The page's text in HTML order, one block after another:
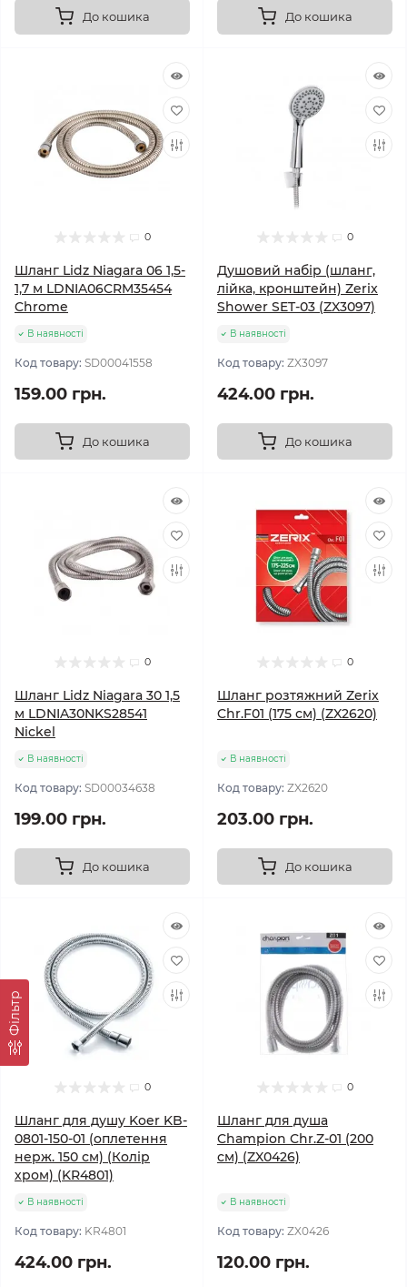
Фільтр
До кошика До кошика
0
Шланг Lidz Niagara 06 1,5-
1,7 м LDNIA06CRM35454
Chrome
В наявності
Код товару: SD00041558
159.00 грн.
До кошика
0
Душовий набір (шланг,
лійка, кронштейн) Zerix
Shower SET-03 (ZX3097)
В наявності
Код товару: ZX3097
424.00 грн.
До кошика
0
Шланг Lidz Niagara 30 1,5
м LDNIA30NKS28541
Nickel
В наявності
Код товару: SD00034638
199.00 грн.
До кошика
0
Шланг розтяжний Zerix
Chr.F01 (175 см) (ZX2620)
В наявності
Код товару: ZX2620
203.00 грн.
До кошика
0
Шланг для душу Koer KB-
0801-150-01 (оплетення
нерж. 150 см) (Колір
хром) (KR4801)
В наявності
Код товару: KR4801
424.00 грн.
0
Шланг для душа
Champion Chr.Z-01 (200
см) (ZX0426)
В наявності
Код товару: ZX0426
120.00 грн.